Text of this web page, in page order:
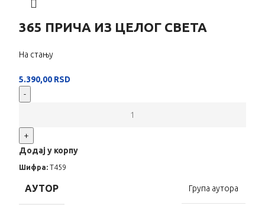
365 ПРИЧА ИЗ ЦЕЛОГ СВЕТА
На стању
5.390,00 RSD
-
+
Додај у корпу
Шифра:T459
АУТОР Група аутора